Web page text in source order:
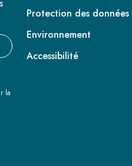
la
Protection des données
Environnement
Accessibilité